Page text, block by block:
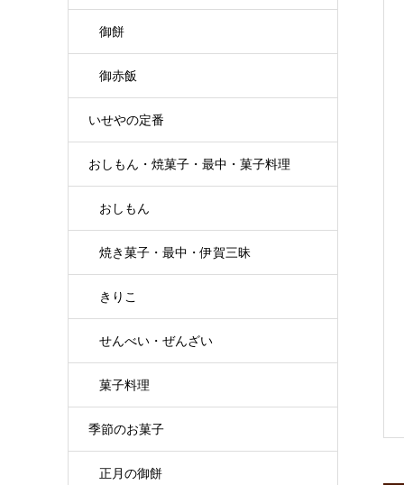
御餅
御赤飯
いせやの定番
おしもん・焼菓子・最中・菓子料理
おしもん
焼き菓子・最中・伊賀三昧
きりこ
せんべい・ぜんざい
菓子料理
季節のお菓子
正月の御餅